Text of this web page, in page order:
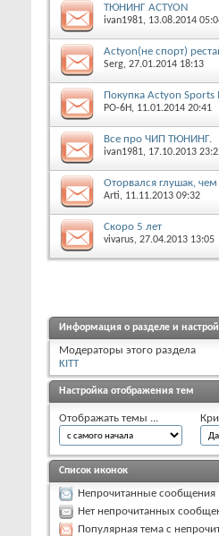
ТЮНИНГ ACTYON
ivan1981, 13.08.2014
Actyon(не спорт)
Serg, 27.01.2014 18:13
Покупка Actyon
РО-6Н, 11.01.2014 20:41
Все про ЧИП ТЮНИНГ.
ivan1981, 17.10.2013
Оторвался глушак,
Arti, 11.11.2013 09:32
Скоро 5 лет
vivarus, 27.04.2013 13:05
Информация о разделе и
Модераторы этого раздела
KITT
Настройка отображения тем
Отображать темы ...
Список иконок
Непрочитанные сообщения
Нет непрочитанных
Популярная тема с